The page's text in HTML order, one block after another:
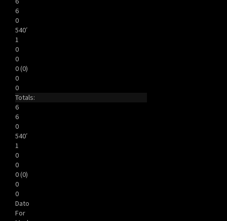
6
0
540′
1
0
0
0 (0)
0
0
Totals:
6
6
0
540′
1
0
0
0 (0)
0
0
Dato
For